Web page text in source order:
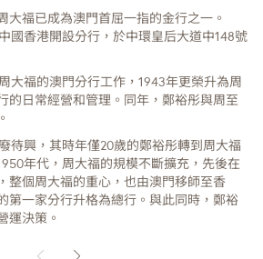
大福已成為澳門首屈一指的金行之一。
國香港開設分行，於中環皇后大道中148號
大福的澳門分行工作，1943年更榮升為周
的日常經營和管理。同年，鄭裕彤與周至
待興，其時年僅20歲的鄭裕彤轉到周大福
年代，周大福的規模不斷擴充，先後在
整個周大福的重心，也由澳門移師至香
第一家分行升格為總行。與此同時，鄭裕
運決策。